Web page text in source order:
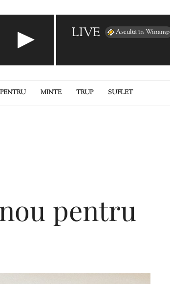
LIVE Ascultă în Winamp
MINTE TRUP SUFLET
pentru